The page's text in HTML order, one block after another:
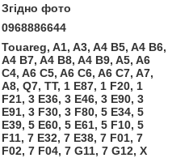
Згідно фото
0968886644
Touareg, A1, A3, A4 B5, A4 B6,
A4 B7, A4 B8, A4 B9, A5, A6
C4, A6 C5, A6 C6, A6 C7, A7,
A8, Q7, TT, 1 E87, 1 F20, 1
F21, 3 E36, 3 E46, 3 E90, 3
E91, 3 F30, 3 F80, 5 E34, 5
E39, 5 E60, 5 E61, 5 F10, 5
F11, 7 E32, 7 E38, 7 F01, 7
F02, 7 F04, 7 G11, 7 G12, X